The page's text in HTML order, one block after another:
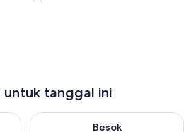
untuk tanggal ini
ini Agu 8 - Agu 9
Besok
Periksa ketersediaan untuk